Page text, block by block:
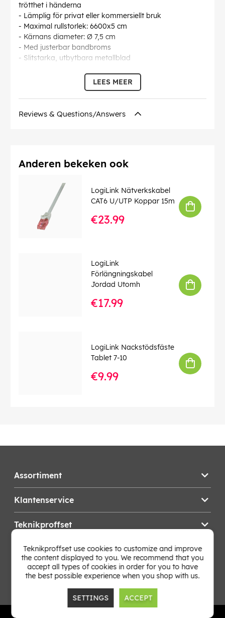
trötthet i händerna
- Lämplig för privat eller kommersiellt bruk
- Maximal rullstorlek: 6600x5 cm
- Kärnans diameter: Ø 7,5 cm
- Med justerbar bandbroms
- Slitstarka, utbytbara metallblad
Färg: Svart och röd
Vikt: 329,5 g
Produktdokument
4052792070026
LEES MEER
Reviews & Questions/Answers
Anderen bekeken ook
LogiLink Nätverkskabel
CAT6 U/UTP Koppar 15m
€23.99
LogiLink
Förlängningskabel
Jordad Utomh
€17.99
LogiLink Nackstödsfäste
Tablet 7-10
€9.99
Assortiment
Klantenservice
Teknikproffset
Wijzig Land
Teknikproffset use cookies to customize and improve
the content displayed to you. We recommend that you
accept all types of cookies in order for you to have
the best possible experience when you shop with us.
SETTINGS ACCEPT